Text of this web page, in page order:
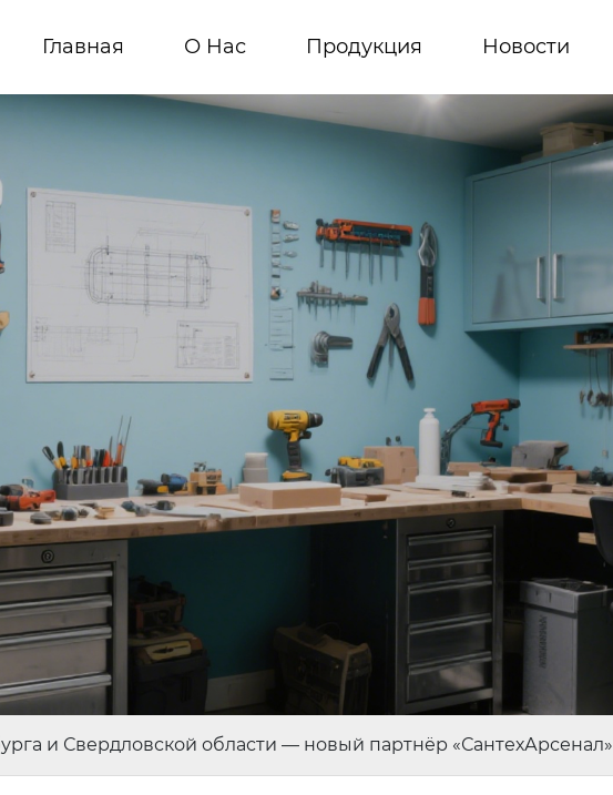
Главная О Hас Продукция Новости
и Свердловской области — новый партнёр «СантехАрсенал»